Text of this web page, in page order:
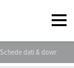
Schede dati & download